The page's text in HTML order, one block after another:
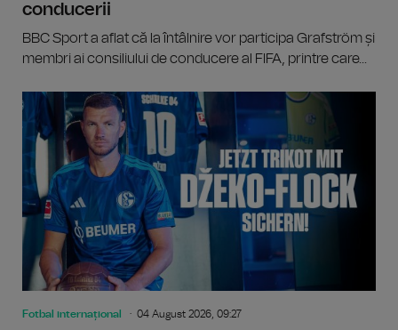
conducerii
BBC Sport a aflat că la întâlnire vor participa Grafström și
membri ai consiliului de conducere al FIFA, printre care...
Fotbal internațional 04 August 2026, 09:27